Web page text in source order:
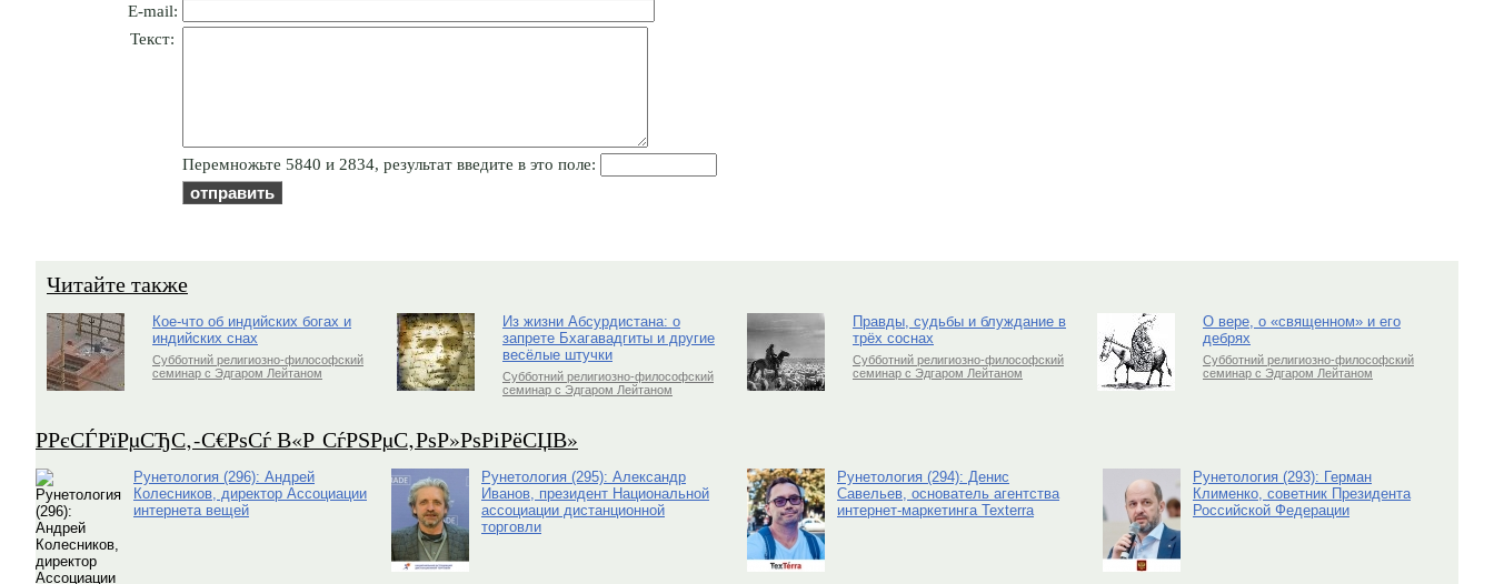
E-mail:
Текст:
Пepeмнoжьтe 5840 и 2834, результат введите в это поле:
Читайте также
Кое-что об индийских богах и
индийских снах
Субботний религиозно-философский
семинар с Эдгаром Лейтаном
Из жизни Абсурдистана: о
запрете Бхагавадгиты и другие
весёлые штучки
Субботний религиозно-философский
семинар с Эдгаром Лейтаном
Правды, судьбы и блуждание в
трёх соснах
Субботний религиозно-философский
семинар с Эдгаром Лейтаном
О вере, о «священном» и его
дебрях
Субботний религиозно-философский
семинар с Эдгаром Лейтаном
Р­РєСЃРїРµСЂС‚-С€РѕСѓ В«Р СѓРЅРµС‚РѕР»РѕРіРёСЏВ»
Рунетология (296): Андрей
Колесников, директор Ассоциации
интернета вещей
Рунетология (295): Александр
Иванов, президент Национальной
ассоциации дистанционной
торговли
Рунетология (294): Денис
Савельев, основатель агентства
интернет-маркетинга Texterra
Рунетология (293): Герман
Клименко, советник Президента
Российской Федерации